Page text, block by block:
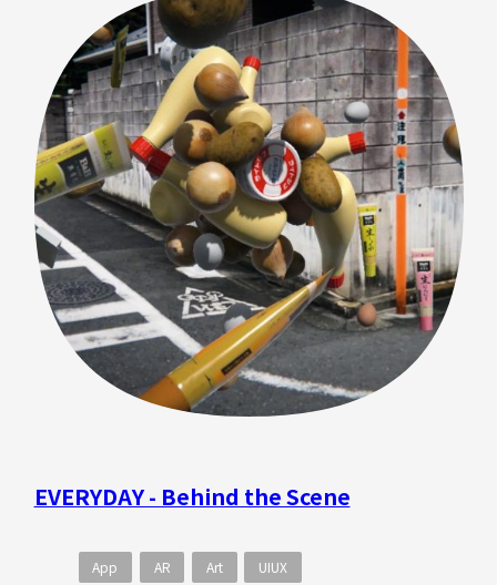
アサインされたスタッフは以下です。 第2弾リリースの
スタッフは以下です。 3DCG、モーショングラフィック
ス、プログラミング、UIUX、サウンドというWOWの知
見を集めた布陣をしき、能力の違うメンバーそれぞれの
視点を意識して企画に入りました。 ・AR上の3DCG
の質感をどこまで高められるか ・AR上のモーション
グラフィックスのベンチマークに挑戦する └ 2D
的なモーショングラフィックス └ 3DCGを多用
したモーショングラフィックス └ プログラマブ
ルなモーショングラフィックス ・アート表現として
ARを使う ・簡潔でAR作品を見るために最適なUIUX
以下は、プログラマーの阿部が企画に入る前に書いたコ
ンセプト。 上記を踏まえて短い時間の中でキーとなる
多様なアイディアがメンバーから集まりました。 多様
た。
EVERYDAY - Behind the Scene
App AR Art UIUX